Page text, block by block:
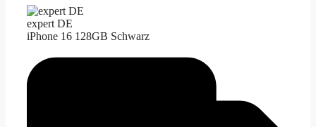
expert DE
iPhone 16 128GB Schwarz